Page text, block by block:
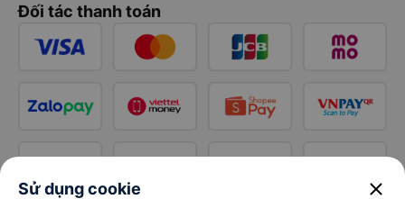
Đối tác thanh toán
Sử dụng cookie close